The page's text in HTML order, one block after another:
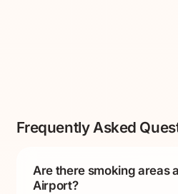
Frequently Asked
Are there smoking areas
Airport?